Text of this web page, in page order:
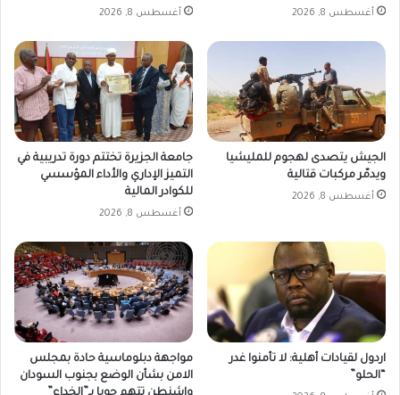
أغسطس 8, 2026 أغسطس 8, 2026
الجيش يتصدى لهجوم للمليشيا
ويدمّر مركبات قتالية
أغسطس 8, 2026
جامعة الجزيرة تختتم دورة تدريبية في
التميز الإداري والأداء المؤسسي
للكوادر المالية
أغسطس 8, 2026
اردول لقيادات أهلية: لا تأمنوا غدر
“الحلو”
مواجهة دبلوماسية حادة بمجلس
الامن بشأن الوضع بجنوب السودان